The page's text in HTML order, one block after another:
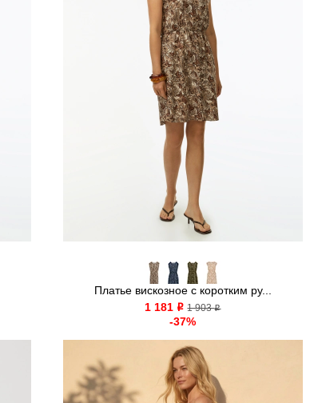
Платье вискозное с коротким ру...
1 181 o 1 903o
-37%